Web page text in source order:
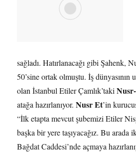
sağladı. Hatırlanacağı gibi Şahenk,
50’sine ortak olmuştu. İş
olan İstanbul Etiler Çamlık’taki
atağa hazırlanıyor.Nusr Et’in
“İlk etapta mevcut şubemizi Etiler
başka bir yere taşıyacağız. Bu arada
Bağdat Caddesi’nde açmaya